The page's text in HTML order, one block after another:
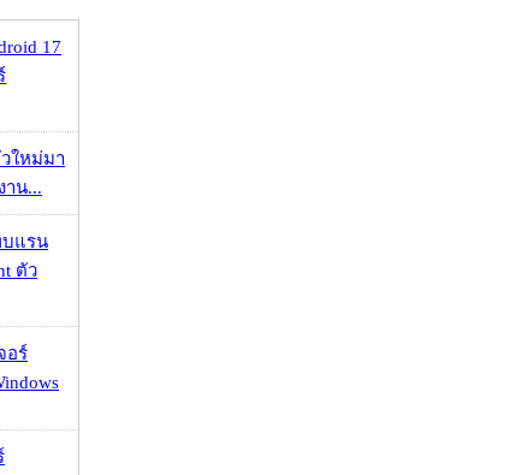
17
ใหม่มา
าน...
บแรน
ตัว
อร์